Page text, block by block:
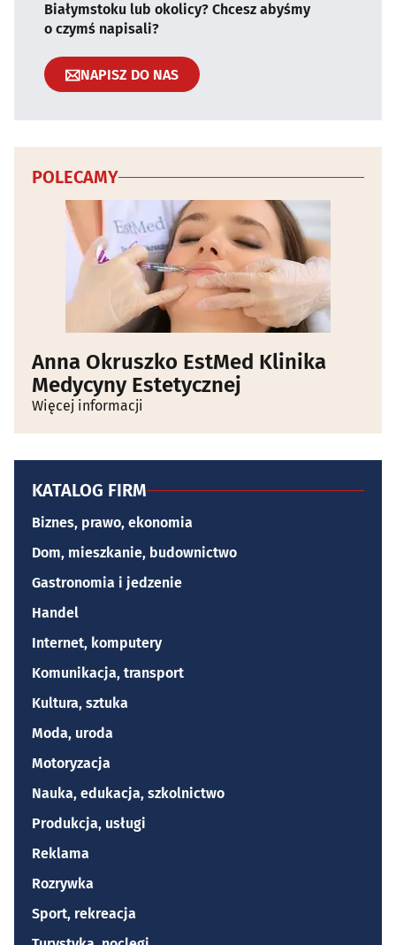
Białymstoku lub okolicy? Chcesz abyśmy
o czymś napisali?
NAPISZ DO NAS
POLECAMY
Anna Okruszko EstMed Klinika
Medycyny Estetycznej
Więcej informacji
KATALOG FIRM
Biznes, prawo, ekonomia
Dom, mieszkanie, budownictwo
Gastronomia i jedzenie
Handel
Internet, komputery
Komunikacja, transport
Kultura, sztuka
Moda, uroda
Motoryzacja
Nauka, edukacja, szkolnictwo
Produkcja, usługi
Reklama
Rozrywka
Sport, rekreacja